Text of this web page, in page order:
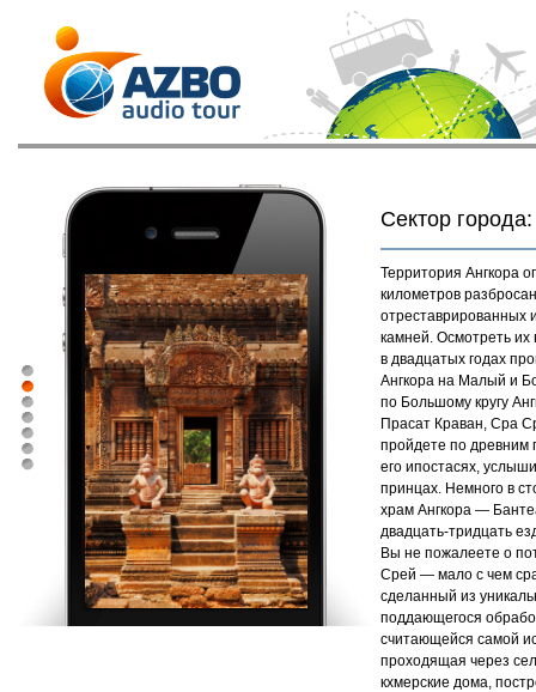
Сектор
Территория Ангкора
километров
отреставрированных
камней. Осмотреть
в двадцатых годах
Ангкора на Малый и
по Большому кругу
Прасат Краван, Сра
пройдете по древним
его ипостасях,
принцах. Немного в
храм Ангкора —
двадцать-тридцать
Вы не пожалеете о
Срей — мало с чем
сделанный из
поддающегося
считающейся самой
проходящая через
кхмерские дома,